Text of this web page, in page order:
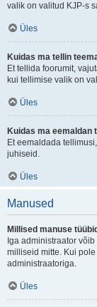
valik on valitud KJP-s
Üles
Kuidas ma tellin
Et tellida foorumit,
kui tellimise valik on
Üles
Kuidas ma eemaldan
Et eemaldada
juhiseid.
Üles
Manused
Millised manuse
Iga administraator
milliseid mitte. Kui
administraatoriga.
Üles